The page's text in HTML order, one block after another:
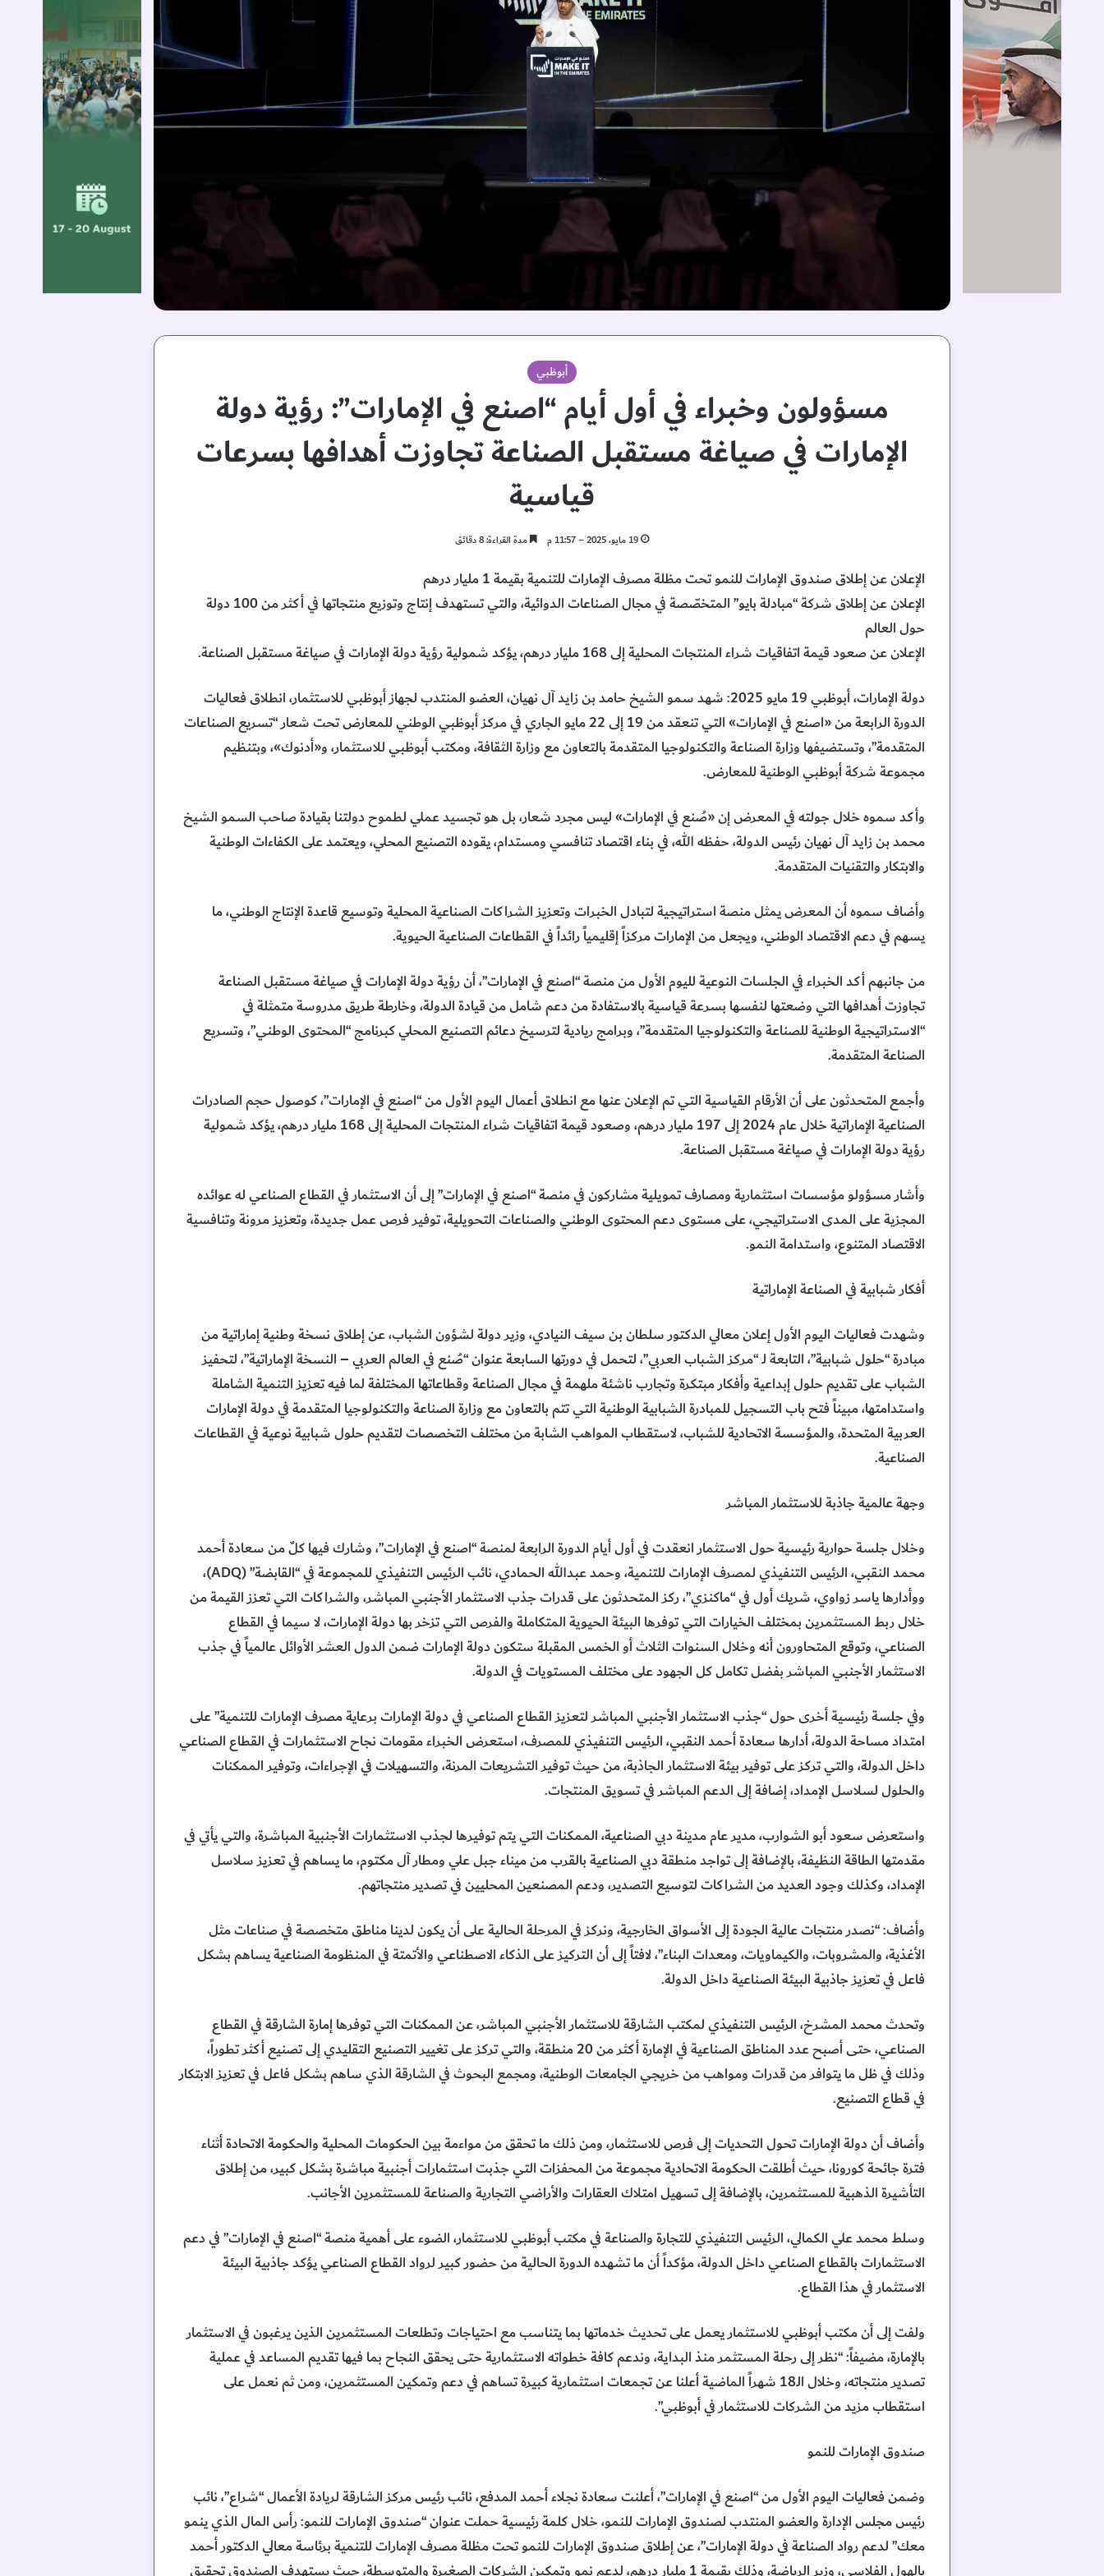
أبوظبي
مسؤولون وخبراء في أول أيام “اصنع في الإمارات”: رؤية دولة
الإمارات في صياغة مستقبل الصناعة تجاوزت أهدافها بسرعات
قياسية
19 مايو، 2025 – 11:57 م مدة القراءة: 8 دقائق
الإعلان عن إطلاق صندوق الإمارات للنمو تحت مظلة مصرف الإمارات للتنمية بقيمة 1 مليار درهم
الإعلان عن إطلاق شركة “مبادلة بايو” المتخصّصة في مجال الصناعات الدوائية، والتي تستهدف إنتاج وتوزيع منتجاتها في أكثر من 100 دولة
حول العالم
الإعلان عن صعود قيمة اتفاقيات شراء المنتجات المحلية إلى 168 مليار درهم، يؤكد شمولية رؤية دولة الإمارات في صياغة مستقبل الصناعة.
دولة الإمارات، أبوظبي 19 مايو 2025: شهد سمو الشيخ حامد بن زايد آل نهيان، العضو المنتدب لجهاز أبوظبي للاستثمار، انطلاق فعاليات
الدورة الرابعة من «اصنع في الإمارات» التي تنعقد من 19 إلى 22 مايو الجاري في مركز أبوظبي الوطني للمعارض تحت شعار “تسريع الصناعات
المتقدمة”، وتستضيفها وزارة الصناعة والتكنولوجيا المتقدمة بالتعاون مع وزارة الثقافة، ومكتب أبوظبي للاستثمار، و«أدنوك»، وبتنظيم
مجموعة شركة أبوظبي الوطنية للمعارض.
وأكد سموه خلال جولته في المعرض إن «صُنع في الإمارات» ليس مجرد شعار، بل هو تجسيد عملي لطموح دولتنا بقيادة صاحب السمو الشيخ
محمد بن زايد آل نهيان رئيس الدولة، حفظه الله، في بناء اقتصاد تنافسي ومستدام، يقوده التصنيع المحلي، ويعتمد على الكفاءات الوطنية
والابتكار والتقنيات المتقدمة.
وأضاف سموه أن المعرض يمثل منصة استراتيجية لتبادل الخبرات وتعزيز الشراكات الصناعية المحلية وتوسيع قاعدة الإنتاج الوطني، ما
يسهم في دعم الاقتصاد الوطني، ويجعل من الإمارات مركزاً إقليمياً رائداً في القطاعات الصناعية الحيوية.
من جانبهم أكد الخبراء في الجلسات النوعية لليوم الأول من منصة “اصنع في الإمارات”، أن رؤية دولة الإمارات في صياغة مستقبل الصناعة
تجاوزت أهدافها التي وضعتها لنفسها بسرعة قياسية بالاستفادة من دعم شامل من قيادة الدولة، وخارطة طريق مدروسة متمثلة في
“الاستراتيجية الوطنية للصناعة والتكنولوجيا المتقدمة”، وبرامج ريادية لترسيخ دعائم التصنيع المحلي كبرنامج “المحتوى الوطني”، وتسريع
الصناعة المتقدمة.
وأجمع المتحدثون على أن الأرقام القياسية التي تم الإعلان عنها مع انطلاق أعمال اليوم الأول من “اصنع في الإمارات”، كوصول حجم الصادرات
الصناعية الإماراتية خلال عام 2024 إلى 197 مليار درهم، وصعود قيمة اتفاقيات شراء المنتجات المحلية إلى 168 مليار درهم، يؤكد شمولية
رؤية دولة الإمارات في صياغة مستقبل الصناعة.
وأشار مسؤولو مؤسسات استثمارية ومصارف تمويلية مشاركون في منصة “اصنع في الإمارات” إلى أن الاستثمار في القطاع الصناعي له عوائده
المجزية على المدى الاستراتيجي، على مستوى دعم المحتوى الوطني والصناعات التحويلية، توفير فرص عمل جديدة، وتعزيز مرونة وتنافسية
الاقتصاد المتنوع، واستدامة النمو.
أفكار شبابية في الصناعة الإماراتية
وشهدت فعاليات اليوم الأول إعلان معالي الدكتور سلطان بن سيف النيادي، وزير دولة لشؤون الشباب، عن إطلاق نسخة وطنية إماراتية من
مبادرة “حلول شبابية”، التابعة لـ “مركز الشباب العربي”، لتحمل في دورتها السابعة عنوان “صُنع في العالم العربي – النسخة الإماراتية”، لتحفيز
الشباب على تقديم حلول إبداعية وأفكار مبتكرة وتجارب ناشئة ملهمة في مجال الصناعة وقطاعاتها المختلفة لما فيه تعزيز التنمية الشاملة
واستدامتها، مبيناً فتح باب التسجيل للمبادرة الشبابية الوطنية التي تتم بالتعاون مع وزارة الصناعة والتكنولوجيا المتقدمة في دولة الإمارات
العربية المتحدة، والمؤسسة الاتحادية للشباب، لاستقطاب المواهب الشابة من مختلف التخصصات لتقديم حلول شبابية نوعية في القطاعات
الصناعية.
وجهة عالمية جاذبة للاستثمار المباشر
وخلال جلسة حوارية رئيسية حول الاستثمار انعقدت في أول أيام الدورة الرابعة لمنصة “اصنع في الإمارات”، وشارك فيها كلٌ من سعادة أحمد
محمد النقبي، الرئيس التنفيذي لمصرف الإمارات للتنمية، وحمد عبدالله الحمادي، نائب الرئيس التنفيذي للمجموعة في “القابضة” (ADQ)،
ووأدارها ياسر زواوي، شريك أول في “ماكنزي”، ركز المتحدثون على قدرات جذب الاستثمار الأجنبي المباشر، والشراكات التي تعزز القيمة من
خلال ربط المستثمرين بمختلف الخيارات التي توفرها البيئة الحيوية المتكاملة والفرص التي تزخر بها دولة الإمارات، لا سيما في القطاع
الصناعي، وتوقع المتحاورون أنه وخلال السنوات الثلاث أو الخمس المقبلة ستكون دولة الإمارات ضمن الدول العشر الأوائل عالمياً في جذب
الاستثمار الأجنبي المباشر بفضل تكامل كل الجهود على مختلف المستويات في الدولة.
وفي جلسة رئيسية أخرى حول “جذب الاستثمار الأجنبي المباشر لتعزيز القطاع الصناعي في دولة الإمارات برعاية مصرف الإمارات للتنمية” على
امتداد مساحة الدولة، أدارها سعادة أحمد النقبي، الرئيس التنفيذي للمصرف، استعرض الخبراء مقومات نجاح الاستثمارات في القطاع الصناعي
داخل الدولة، والتي تركز على توفير بيئة الاستثمار الجاذبة، من حيث توفير التشريعات المرنة، والتسهيلات في الإجراءات، وتوفير الممكنات
والحلول لسلاسل الإمداد، إضافة إلى الدعم المباشر في تسويق المنتجات.
واستعرض سعود أبو الشوارب، مدير عام مدينة دبي الصناعية، الممكنات التي يتم توفيرها لجذب الاستثمارات الأجنبية المباشرة، والتي يأتي في
مقدمتها الطاقة النظيفة، بالإضافة إلى تواجد منطقة دبي الصناعية بالقرب من ميناء جبل علي ومطار آل مكتوم، ما يساهم في تعزيز سلاسل
الإمداد، وكذلك وجود العديد من الشراكات لتوسيع التصدير، ودعم المصنعين المحليين في تصدير منتجاتهم.
وأضاف: “نصدر منتجات عالية الجودة إلى الأسواق الخارجية، ونركز في المرحلة الحالية على أن يكون لدينا مناطق متخصصة في صناعات مثل
الأغذية، والمشروبات، والكيماويات، ومعدات البناء”، لافتاً إلى أن التركيز على الذكاء الاصطناعي والأتمتة في المنظومة الصناعية يساهم بشكل
فاعل في تعزيز جاذبية البيئة الصناعية داخل الدولة.
وتحدث محمد المشرخ، الرئيس التنفيذي لمكتب الشارقة للاستثمار الأجنبي المباشر، عن الممكنات التي توفرها إمارة الشارقة في القطاع
الصناعي، حتى أصبح عدد المناطق الصناعية في الإمارة أكثر من 20 منطقة، والتي تركز على تغيير التصنيع التقليدي إلى تصنيع أكثر تطوراً،
وذلك في ظل ما يتوافر من قدرات ومواهب من خريجي الجامعات الوطنية، ومجمع البحوث في الشارقة الذي ساهم بشكل فاعل في تعزيز الابتكار
في قطاع التصنيع.
وأضاف أن دولة الإمارات تحول التحديات إلى فرص للاستثمار، ومن ذلك ما تحقق من مواءمة بين الحكومات المحلية والحكومة الاتحادة أثناء
فترة جائحة كورونا، حيث أطلقت الحكومة الاتحادية مجموعة من المحفزات التي جذبت استثمارات أجنبية مباشرة بشكل كبير، من إطلاق
التأشيرة الذهبية للمستثمرين، بالإضافة إلى تسهيل امتلاك العقارات والأراضي التجارية والصناعة للمستثمرين الأجانب.
وسلط محمد علي الكمالي، الرئيس التنفيذي للتجارة والصناعة في مكتب أبوظبي للاستثمار، الضوء على أهمية منصة “اصنع في الإمارات” في دعم
الاستثمارات بالقطاع الصناعي داخل الدولة، مؤكداً أن ما تشهده الدورة الحالية من حضور كبير لرواد القطاع الصناعي يؤكد جاذبية البيئة
الاستثمار في هذا القطاع.
ولفت إلى أن مكتب أبوظبي للاستثمار يعمل على تحديث خدماتها بما يتناسب مع احتياجات وتطلعات المستثمرين الذين يرغبون في الاستثمار
بالإمارة، مضيفاً: “نظر إلى رحلة المستثمر منذ البداية، وندعم كافة خطواته الاستثمارية حتى يحقق النجاح بما فيها تقديم المساعد في عملية
تصدير منتجاته، وخلال الـ18 شهراً الماضية أعلنا عن تجمعات استثمارية كبيرة تساهم في دعم وتمكين المستثمرين، ومن ثم نعمل على
استقطاب مزيد من الشركات للاستثمار في أبوظبي”.
صندوق الإمارات للنمو
وضمن فعاليات اليوم الأول من “اصنع في الإمارات”، أعلنت سعادة نجلاء أحمد المدفع، نائب رئيس مركز الشارقة لريادة الأعمال “شراع”، نائب
رئيس مجلس الإدارة والعضو المنتدب لصندوق الإمارات للنمو، خلال كلمة رئيسية حملت عنوان “صندوق الإمارات للنمو: رأس المال الذي ينمو
معك” لدعم رواد الصناعة في دولة الإمارات”، عن إطلاق صندوق الإمارات للنمو تحت مظلة مصرف الإمارات للتنمية برئاسة معالي الدكتور أحمد